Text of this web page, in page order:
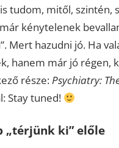
tudom, mitől, szintén,
kénytelenek
Mert hazudni jó. Ha
hanem már jó régen,
része:Psychiatry:
Stay tuned!
„térjünk ki” előle